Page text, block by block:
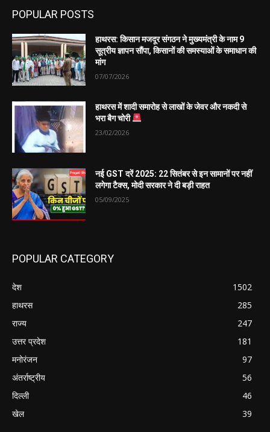
POPULAR POSTS
हाथरस: किसान मजदूर संगठन ने मुख्यमंत्री के नाम 9
सूत्रीय ज्ञापन सौंपा, किसानों की समस्याओं के समाधान की
मांग
07/07/2026
हाथरस में शादी समारोह से लाखों के जेवर और नकदी से
भरा बैग चोरी
23/02/2026
नई GST दरें 2025: 22 सितंबर से इन सामानों पर नहीं
लगेगा टैक्स, मोदी सरकार ने दी बड़ी राहत
05/09/2025
POPULAR CATEGORY
देश
1502
हाथरस
285
राज्य
247
उत्तर प्रदेश
181
मनोरंजन
97
अंतर्राष्ट्रीय
56
दिल्ली
46
खेल
39